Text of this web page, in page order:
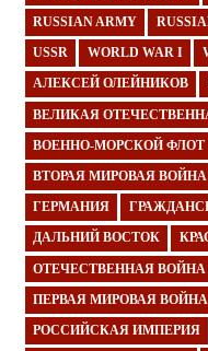
RUSSIAN ARMY
USSR WORLD WAR I
АЛЕКСЕЙ ОЛЕЙНИКОВ
ВЕЛИКАЯ
ВОЕННО-МОРСКОЙ ФЛОТ
ВТОРАЯ МИРОВАЯ ВОЙНА
ГЕРМАНИЯ
ДАЛЬНИЙ ВОСТОК
ОТЕЧЕСТВЕННАЯ ВОЙНА
ПЕРВАЯ МИРОВАЯ ВОЙНА
РОССИЙСКАЯ ИМПЕРИЯ